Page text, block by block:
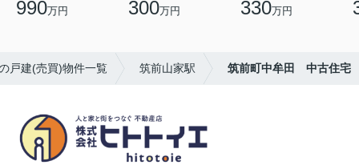
990万円 300万円 330万円
戸建(売買)物件一覧 筑前山家駅 筑前町中牟田 中古住宅